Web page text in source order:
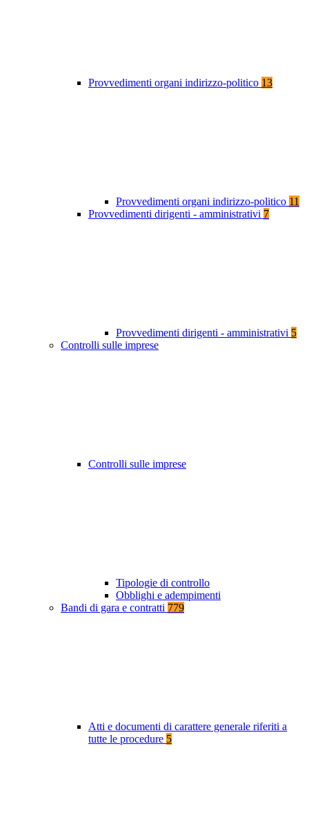
Provvedimenti organi indirizzo-politico 13
Provvedimenti organi indirizzo-politico 11
Provvedimenti dirigenti - amministrativi 7
Provvedimenti dirigenti - amministrativi 5
Controlli sulle imprese
Controlli sulle imprese
Tipologie di controllo
Obblighi e adempimenti
Bandi di gara e contratti 779
Atti e documenti di carattere generale riferiti a
tutte le procedure 5